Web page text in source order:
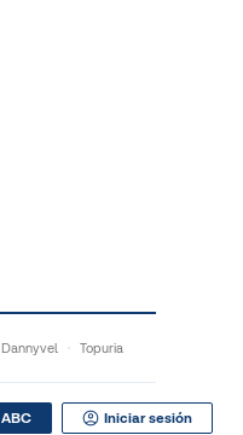
Dannyvel Topuria
Iniciar sesión